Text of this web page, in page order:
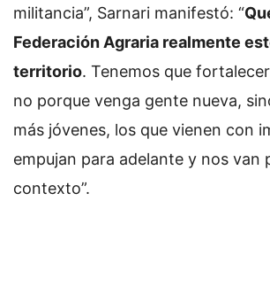
militancia”, Sarnari manifestó: “
Federación Agraria realmente
territorio. Tenemos que
no porque venga gente nueva,
más jóvenes, los que vienen con
empujan para adelante y nos van
contexto”.